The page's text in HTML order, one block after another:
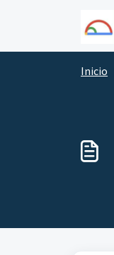
Inicio